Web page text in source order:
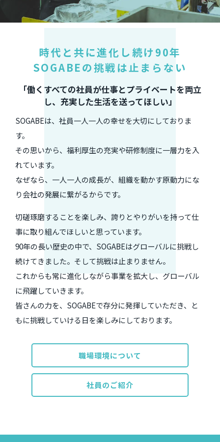
時代と共に進化し続け90年
SOGABEの挑戦は止まらない
「働くすべての社員が仕事とプライベートを両立
し、充実した生活を送ってほしい」
SOGABEは、社員一人一人の幸せを大切にしておりま
す。
その思いから、福利厚生の充実や研修制度に一層力を入
れています。
なぜなら、一人一人の成長が、組織を動かす原動力にな
り会社の発展に繋がるからです。
切磋琢磨することを楽しみ、誇りとやりがいを持って仕
事に取り組んでほしいと思っています。
90年の長い歴史の中で、SOGABEはグローバルに挑戦し
続けてきました。そして挑戦は止まりません。
これからも常に進化しながら事業を拡大し、グローバル
に飛躍していきます。
皆さんの力を、SOGABEで存分に発揮していただき、と
もに挑戦していける日を楽しみにしております。
職場環境について
社員のご紹介